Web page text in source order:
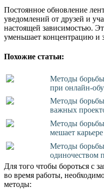
Постоянное обновление
уведомлений от друзей и
настоящей зависимостью.
уменьшает концентрацию и
Похожие статьи:
Методы
при онлайн-
Методы борьбы
важных
Методы
мешает карьере
Методы
одиночеством
Для того чтобы бороться с
во время работы,
методы: